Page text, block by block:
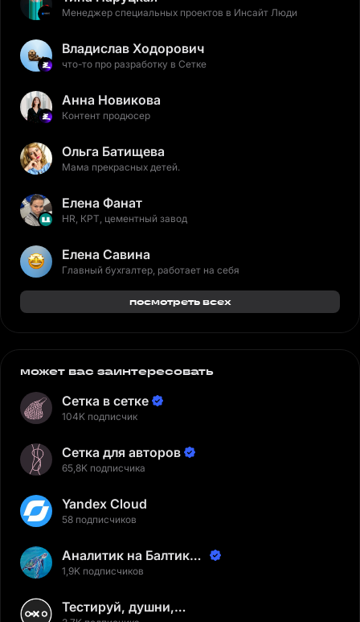
Менеджер специальных проектов в Инсайт Люди
Владислав Ходорович
что-то про разработку в Сетке
Анна Новикова
Контент продюсер
Ольга Батищева
Мама прекрасных детей.
Елена Фанат
HR, КРТ, цементный завод
Елена Савина
Главный бухгалтер, работает на себя
посмотреть всех
может вас заинтересовать
Сетка в сетке
104K подписчик
Сетка для авторов
65,8K подписчика
Yandex Cloud
58 подписчиков
Аналитик на Балтике |
Неверов Станислав
1,9K подписчиков
Тестируй, душни,